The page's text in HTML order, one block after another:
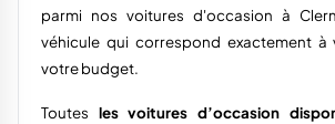
parmi nos voitures d'occasion à
véhicule qui correspond exactement
votre budget.
Toutes les voitures d’occasion